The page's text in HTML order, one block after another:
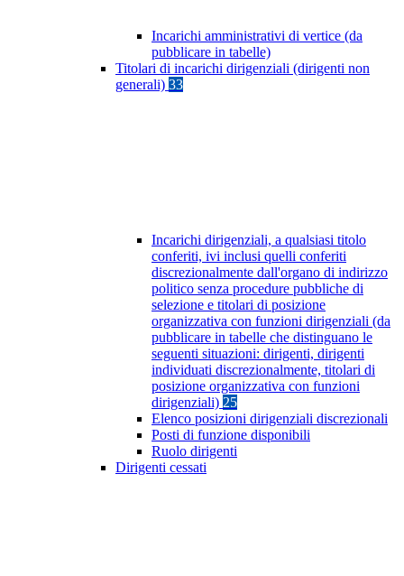
Incarichi amministrativi di vertice (da
pubblicare in tabelle)
Titolari di incarichi dirigenziali (dirigenti non
generali) 33
Incarichi dirigenziali, a qualsiasi titolo
conferiti, ivi inclusi quelli conferiti
discrezionalmente dall'organo di indirizzo
politico senza procedure pubbliche di
selezione e titolari di posizione
organizzativa con funzioni dirigenziali (da
pubblicare in tabelle che distinguano le
seguenti situazioni: dirigenti, dirigenti
individuati discrezionalmente, titolari di
posizione organizzativa con funzioni
dirigenziali) 25
Elenco posizioni dirigenziali discrezionali
Posti di funzione disponibili
Ruolo dirigenti
Dirigenti cessati